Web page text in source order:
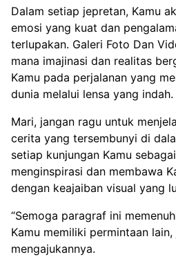
Dalam setiap jepretan, Kamu
emosi yang kuat dan
terlupakan. Galeri Foto Dan
mana imajinasi dan realitas
Kamu pada perjalanan yang
dunia melalui lensa yang indah.
Mari, jangan ragu untuk
cerita yang tersembunyi di
setiap kunjungan Kamu
menginspirasi dan membawa
dengan keajaiban visual yang
“Semoga paragraf ini
Kamu memiliki permintaan
mengajukannya.